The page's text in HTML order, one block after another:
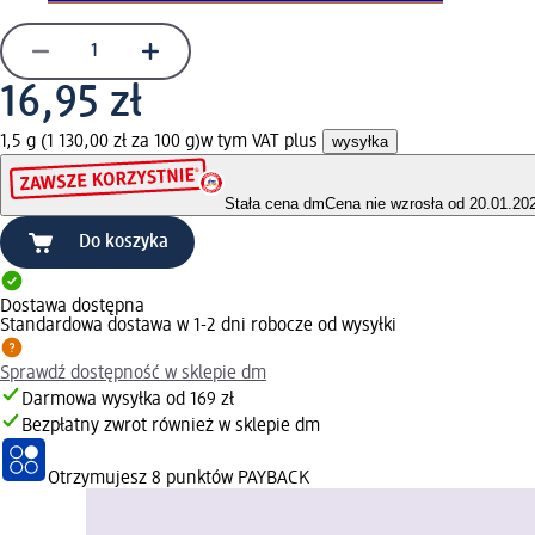
16,95 zł
1,5 g (1 130,00 zł za 100 g)w tym VAT plus wysyłka
Stała cena dmCena nie wzrosła od
Do koszyka
Dostawa dostępna
Standardowa dostawa w 1-2 dni robocze od wysyłki
Sprawdź dostępność w sklepie dm
Darmowa wysyłka od 169 zł
Bezpłatny zwrot również w sklepie dm
Otrzymujesz 8 punktów PAYBACK